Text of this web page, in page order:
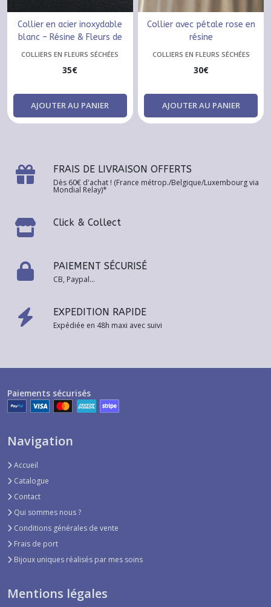
Collier en acier inoxydable
blanc – Résine & Fleurs de
Gypsophile
COLLIERS EN FLEURS SÉCHÉES
35€
AJOUTER AU PANIER
Collier avec pétale rose en
résine
COLLIERS EN FLEURS SÉCHÉES
30€
AJOUTER AU PANIER
FRAIS DE LIVRAISON OFFERTS
Dès 60€ d'achat ! (France métrop./Belgique/Luxembourg via
Mondial Relay)*
Click & Collect
PAIEMENT SÉCURISÉ
CB, Paypal...
EXPEDITION RAPIDE
Expédiée en 48h maxi avec suivi
Paiements sécurisés
Navigation
Accueil
Catalogue
Contact
Qui sommes nous ?
Conditions générales de vente
Frais de port
Bijoux uniques réalisés par mes soins
Mentions légales